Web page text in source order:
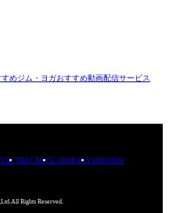
すめジム・ヨガおすすめ動画配信サービス
RECRUITCOMPANYMISSION
Rights Reserved.